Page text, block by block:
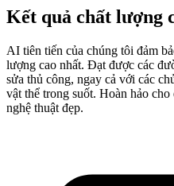
Kết quả chất lượng
AI tiên tiến của chúng tôi đảm
lượng cao nhất. Đạt được các
sửa thủ công, ngay cả với các
vật thể trong suốt. Hoàn hảo
nghệ thuật đẹp.